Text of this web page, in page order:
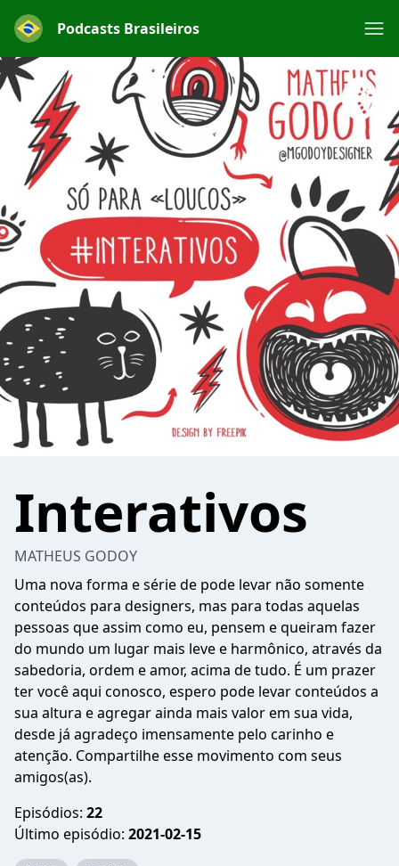
Podcasts Brasileiros
Interativos
MATHEUS GODOY
Uma nova forma e série de pode levar não somente
conteúdos para designers, mas para todas aquelas
pessoas que assim como eu, pensem e queiram fazer
do mundo um lugar mais leve e harmônico, através da
sabedoria, ordem e amor, acima de tudo. É um prazer
ter você aqui conosco, espero pode levar conteúdos a
sua altura e agregar ainda mais valor em sua vida,
desde já agradeço imensamente pelo carinho e
atenção. Compartilhe esse movimento com seus
amigos(as).
Episódios: 22
Último episódio: 2021-02-15